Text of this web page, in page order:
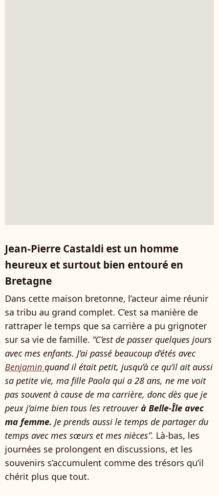
Jean-Pierre Castaldi est un homme
heureux et surtout bien entouré en
Bretagne
Dans cette maison bretonne, l’acteur aime réunir
sa tribu au grand complet. C’est sa manière de
rattraper le temps que sa carrière a pu grignoter
sur sa vie de famille. “C’est de passer quelques jours
avec mes enfants. J’ai passé beaucoup d’étés avec
Benjamin quand il était petit, jusqu’à ce qu’il ait aussi
sa petite vie, ma fille Paola qui a 28 ans, ne me voit
pas souvent à cause de ma carrière, donc dès que je
peux j’aime bien tous les retrouverà Belle-Île avec
ma femme. Je prends aussi le temps de partager du
temps avec mes sœurs et mes nièces”. Là-bas, les
journées se prolongent en discussions, et les
souvenirs s’accumulent comme des trésors qu’il
chérit plus que tout.